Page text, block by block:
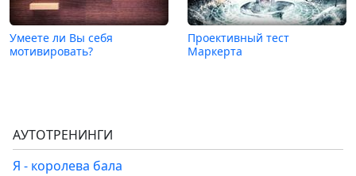
Умеете ли Вы себя
мотивировать?
Проективный тест
Маркерта
АУТОТРЕНИНГИ
Я - королева бала